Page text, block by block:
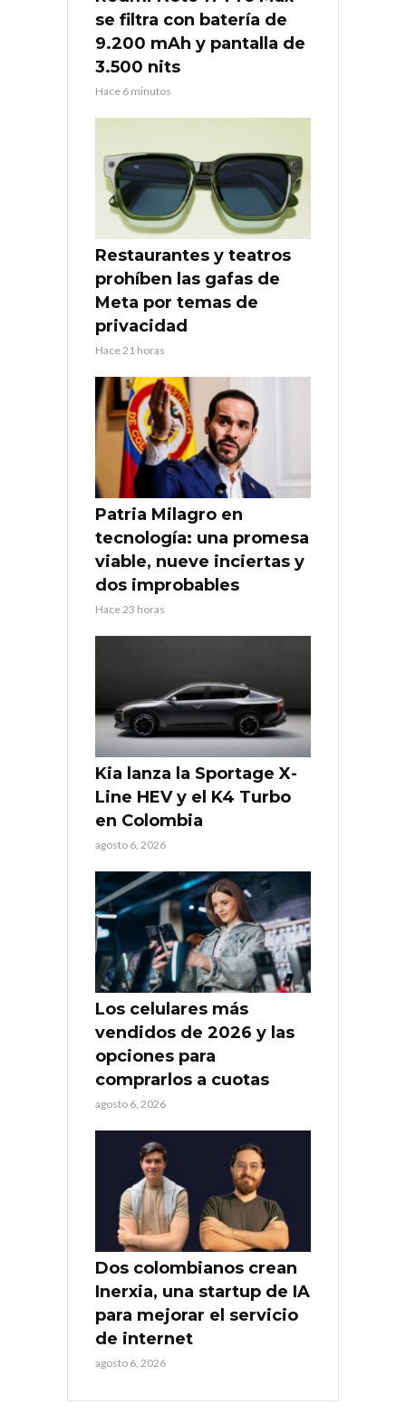
se filtra con batería de
9.200 mAh y pantalla de
3.500 nits
Hace 6 minutos
Restaurantes y teatros
prohíben las gafas de
Meta por temas de
privacidad
Hace 21 horas
Patria Milagro en
tecnología: una promesa
viable, nueve inciertas y
dos improbables
Hace 23 horas
Kia lanza la Sportage X-
Line HEV y el K4 Turbo
en Colombia
agosto 6, 2026
Los celulares más
vendidos de 2026 y las
opciones para
comprarlos a cuotas
agosto 6, 2026
Dos colombianos crean
Inerxia, una startup de IA
para mejorar el servicio
de internet
agosto 6, 2026